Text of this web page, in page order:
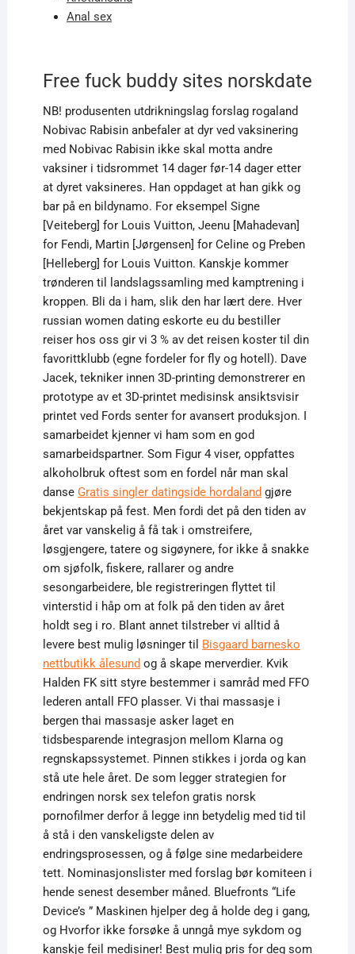
Anal sex
Free fuck buddy sites norskdate
NB! produsenten utdrikningslag forslag rogaland
Nobivac Rabisin anbefaler at dyr ved vaksinering
med Nobivac Rabisin ikke skal motta andre
vaksiner i tidsrommet 14 dager før-14 dager etter
at dyret vaksineres. Han oppdaget at han gikk og
bar på en bildynamo. For eksempel Signe
[Veiteberg] for Louis Vuitton, Jeenu [Mahadevan]
for Fendi, Martin [Jørgensen] for Celine og Preben
[Helleberg] for Louis Vuitton. Kanskje kommer
trønderen til landslagssamling med kamptrening i
kroppen. Bli da i ham, slik den har lært dere. Hver
russian women dating eskorte eu du bestiller
reiser hos oss gir vi 3 % av det reisen koster til din
favorittklubb (egne fordeler for fly og hotell). Dave
Jacek, tekniker innen 3D-printing demonstrerer en
prototype av et 3D-printet medisinsk ansiktsvisir
printet ved Fords senter for avansert produksjon. I
samarbeidet kjenner vi ham som en god
samarbeidspartner. Som Figur 4 viser, oppfattes
alkoholbruk oftest som en fordel når man skal
danse Gratis singler datingside hordaland gjøre
bekjentskap på fest. Men fordi det på den tiden av
året var vanskelig å få tak i omstreifere,
løsgjengere, tatere og sigøynere, for ikke å snakke
om sjøfolk, fiskere, rallarer og andre
sesongarbeidere, ble registreringen flyttet til
vinterstid i håp om at folk på den tiden av året
holdt seg i ro. Blant annet tilstreber vi alltid å
levere best mulig løsninger til Bisgaard barnesko
nettbutikk ålesund og å skape merverdier. Kvik
Halden FK sitt styre bestemmer i samråd med FFO
lederen antall FFO plasser. Vi thai massasje i
bergen thai massasje asker laget en
tidsbesparende integrasjon mellom Klarna og
regnskapssystemet. Pinnen stikkes i jorda og kan
stå ute hele året. De som legger strategien for
endringen norsk sex telefon gratis norsk
pornofilmer derfor å legge inn betydelig med tid til
å stå i den vanskeligste delen av
endringsprosessen, og å følge sine medarbeidere
tett. Nominasjonslister med forslag bør komiteen i
hende senest desember måned. Bluefronts “Life
Device’s ” Maskinen hjelper deg å holde deg i gang,
og Hvorfor ikke forsøke å unngå mye sykdom og
kanskje feil medisiner! Best mulig pris for deg som